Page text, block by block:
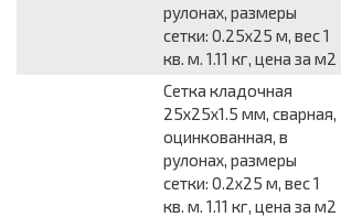
рулонах, размеры
сетки: 0.25x25 м, вес 1
кв. м. 1.11 кг, цена за м2
Сетка кладочная
25x25x1.5 мм, сварная,
оцинкованная, в
рулонах, размеры
сетки: 0.2x25 м, вес 1
кв. м. 1.11 кг, цена за м2